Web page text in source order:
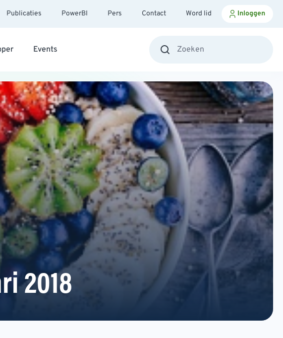
Publicaties PowerBI Pers Contact Word lid Inloggen
Events
2018